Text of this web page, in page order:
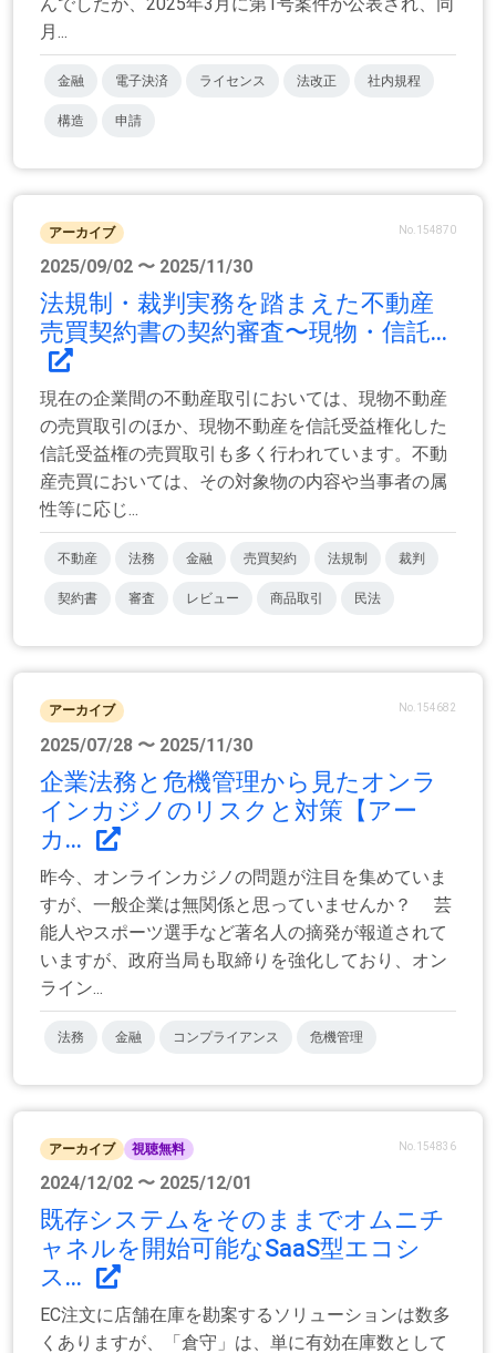
月...
金融 電子決済 ライセンス 法改正 社内規程
構造 申請
アーカイブ No.154870
2025/09/02 〜 2025/11/30
法規制・裁判実務を踏まえた不動産
売買契約書の契約審査〜現物・信託...
現在の企業間の不動産取引においては、現物不動産
の売買取引のほか、現物不動産を信託受益権化した
信託受益権の売買取引も多く行われています。不動
産売買においては、その対象物の内容や当事者の属
性等に応じ...
不動産 法務 金融 売買契約 法規制 裁判
契約書 審査 レビュー 商品取引 民法
アーカイブ No.154682
2025/07/28 〜 2025/11/30
企業法務と危機管理から見たオンラ
インカジノのリスクと対策【アー
カ...
昨今、オンラインカジノの問題が注目を集めていま
すが、一般企業は無関係と思っていませんか？ 芸
能人やスポーツ選手など著名人の摘発が報道されて
いますが、政府当局も取締りを強化しており、オン
ライン...
法務 金融 コンプライアンス 危機管理
アーカイブ 視聴無料 No.154836
2024/12/02 〜 2025/12/01
既存システムをそのままでオムニチ
ャネルを開始可能なSaaS型エコシ
ス...
EC注文に店舗在庫を勘案するソリューションは数多
くありますが、「倉守」は、単に有効在庫数として